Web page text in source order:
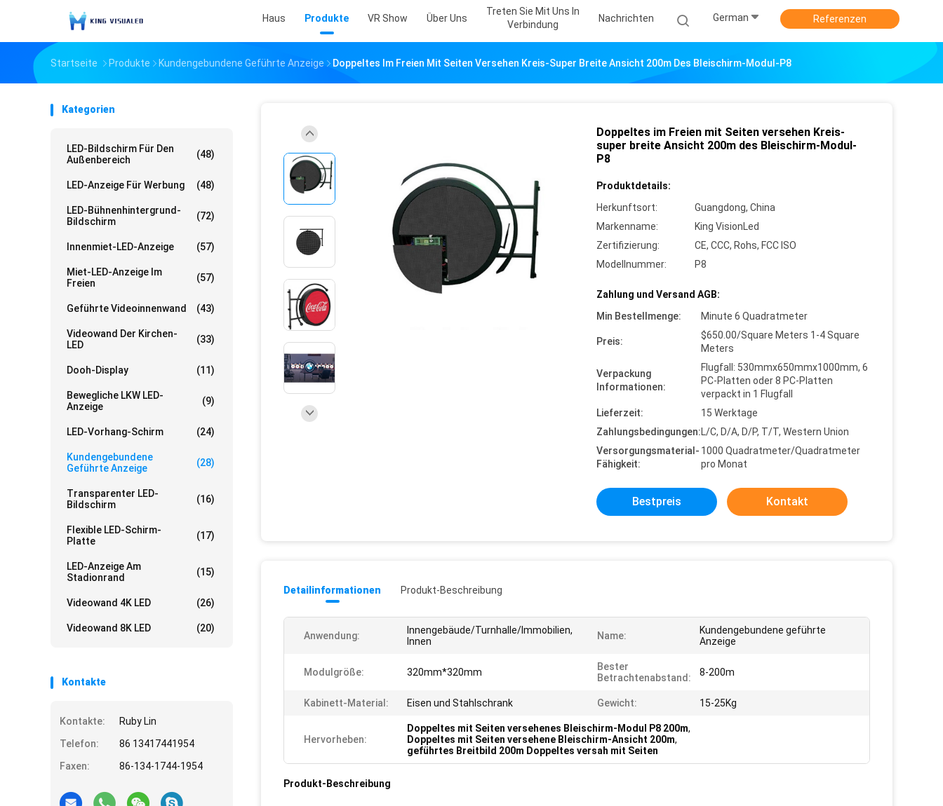
Haus Produkte VR Show Über Uns
Treten Sie Mit Uns In
Verbindung
Nachrichten German Referenzen
Startseite Produkte Kundengebundene Geführte Anzeige Doppeltes Im Freien Mit Seiten Versehen Kreis-Super Breite Ansicht 200m Des Bleischirm-Modul-P8
Kategorien
LED-Bildschirm Für Den
Außenbereich
(48)
LED-Anzeige Für Werbung (48)
LED-Bühnenhintergrund-
Bildschirm
(72)
Innenmiet-LED-Anzeige (57)
Miet-LED-Anzeige Im
Freien
(57)
Geführte Videoinnenwand (43)
Videowand Der Kirchen-
LED
(33)
Dooh-Display (11)
Bewegliche LKW LED-
Anzeige
(9)
LED-Vorhang-Schirm (24)
Kundengebundene
Geführte Anzeige
(28)
Transparenter LED-
Bildschirm
(16)
Flexible LED-Schirm-
Platte
(17)
LED-Anzeige Am
Stadionrand
(15)
Videowand 4K LED (26)
Videowand 8K LED (20)
Kontakte
Kontakte:
Ruby Lin
Telefon:
86 13417441954
Faxen:
86-134-1744-1954
Doppeltes im Freien mit Seiten versehen Kreis-
super breite Ansicht 200m des Bleischirm-Modul-
P8
Produktdetails:
Herkunftsort:
Guangdong, China
Markenname:
King VisionLed
Zertifizierung:
CE, CCC, Rohs, FCC ISO
Modellnummer:
P8
Zahlung und Versand AGB:
Min Bestellmenge:
Minute 6 Quadratmeter
Preis:
$650.00/Square Meters 1-4 Square
Meters
Verpackung
Informationen:
Flugfall: 530mmx650mmx1000mm, 6
PC-Platten oder 8 PC-Platten
verpackt in 1 Flugfall
Lieferzeit:
15 Werktage
Zahlungsbedingungen:L/C, D/A, D/P, T/T, Western Union
Versorgungsmaterial-
Fähigkeit:
1000 Quadratmeter/Quadratmeter
pro Monat
Bestpreis Kontakt
Detailinformationen Produkt-Beschreibung
Anwendung:
Innengebäude/Turnhalle/Immobilien,
Innen
Name:
Kundengebundene geführte
Anzeige
Modulgröße: 320mm*320mm
Bester
Betrachtenabstand:
8-200m
Kabinett-Material: Eisen und Stahlschrank Gewicht: 15-25Kg
Hervorheben:
Doppeltes mit Seiten versehenes Bleischirm-Modul P8 200m,
Doppeltes mit Seiten versehene Bleischirm-Ansicht 200m,
geführtes Breitbild 200m Doppeltes versah mit Seiten
Produkt-Beschreibung